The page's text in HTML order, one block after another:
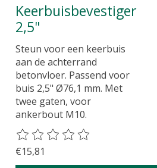
Keerbuisbevestiger
2,5"
Steun voor een keerbuis
aan de achterrand
betonvloer. Passend voor
buis 2,5" Ø76,1 mm. Met
twee gaten, voor
ankerbout M10.
De beoordeling van dit
€15,81